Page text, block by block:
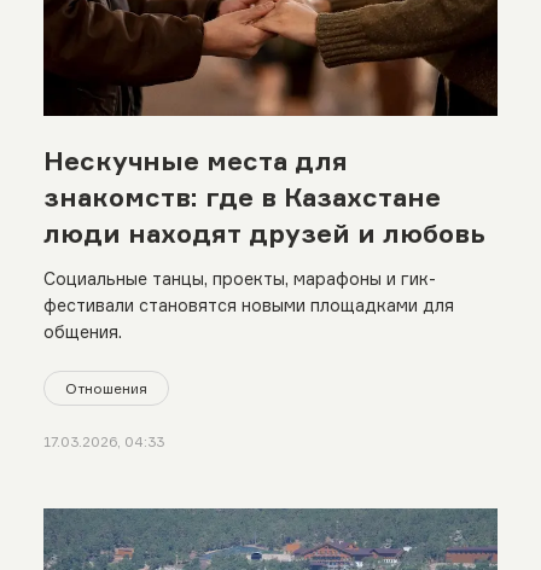
Нескучные места для
знакомств: где в Казахстане
люди находят друзей и любовь
Социальные танцы, проекты, марафоны и гик-
фестивали становятся новыми площадками для
общения.
Отношения
17.03.2026, 04:33